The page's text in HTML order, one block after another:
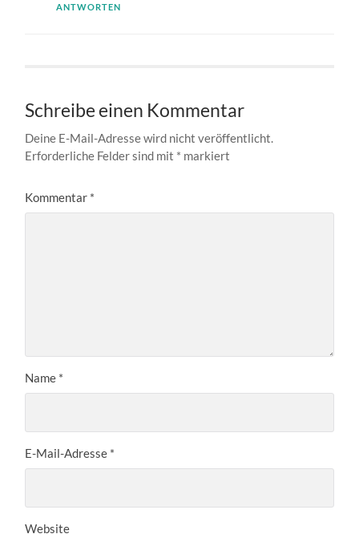
ANTWORTEN
Schreibe einen Kommentar
Deine E-Mail-Adresse wird nicht veröffentlicht.
Erforderliche Felder sind mit * markiert
Kommentar *
Name *
E-Mail-Adresse *
Website